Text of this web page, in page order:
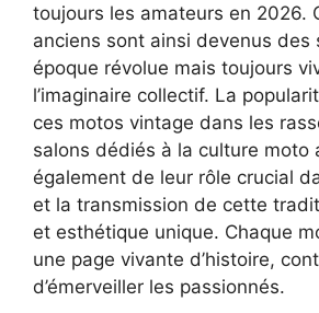
toujours les amateurs en 2026.
anciens sont ainsi devenus des
époque révolue mais toujours
l’imaginaire collectif. La
ces motos vintage dans les
salons dédiés à la culture moto
également de leur rôle crucial
et la transmission de cette
et esthétique unique. Chaque
une page vivante d’histoire,
d’émerveiller les passionnés.